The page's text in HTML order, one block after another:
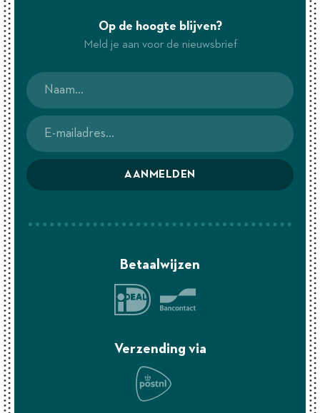
Op de hoogte blijven?
Meld je aan voor de nieuwsbrief
AANMELDEN
Betaalwijzen
Verzending via